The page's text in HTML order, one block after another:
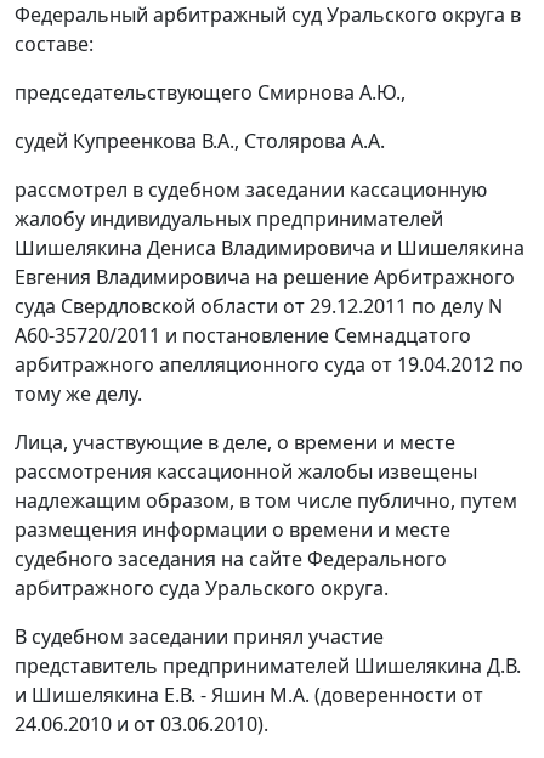
Федеральный арбитражный суд Уральского округа в
составе:
председательствующего Смирнова А.Ю.,
судей Купреенкова В.А., Столярова А.А.
рассмотрел в судебном заседании кассационную
жалобу индивидуальных предпринимателей
Шишелякина Дениса Владимировича и Шишелякина
Евгения Владимировича на решениеАрбитражного
суда Свердловской области от 29.12.2011 по делу N
А60-35720/2011 и постановление Семнадцатого
арбитражного апелляционного суда от 19.04.2012 по
тому же делу.
Лица, участвующие в деле, о времени и месте
рассмотрения кассационной жалобы извещены
надлежащим образом, в том числе публично, путем
размещения информации о времени и месте
судебного заседания на сайте Федерального
арбитражного суда Уральского округа.
В судебном заседании принял участие
представитель предпринимателей Шишелякина Д.В.
и Шишелякина Е.В. - Яшин М.А. (доверенности от
24.06.2010 и от 03.06.2010).